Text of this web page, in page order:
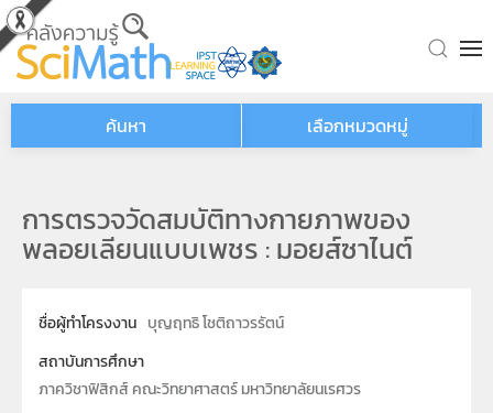
Skip to main content
ค้นหา เลือกหมวดหมู่
การตรวจวัดสมบัติทางกายภาพของ
พลอยเลียนแบบเพชร : มอยส์ซาไนต์
ชื่อผู้ทำโครงงาน บุญฤทธิ โชติถาวรรัตน์
สถาบันการศึกษา
ภาควิชาฟิสิกส์ คณะวิทยาศาสตร์ มหาวิทยาลัยนเรศวร